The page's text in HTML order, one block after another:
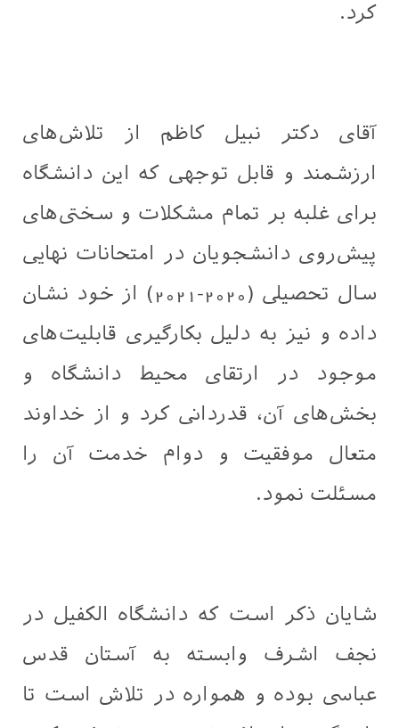
کرد.
آقای دکتر نبیل کاظم از تلاش‌های
ارزشمند و قابل توجهی که این دانشگاه
برای غلبه بر تمام مشکلات و سختی‌های
پیش‌روی دانشجویان در امتحانات نهایی
سال تحصیلی (2020-2021) از خود نشان
داده و نیز به دلیل بکارگیری قابلیت‌های
موجود در ارتقای محیط دانشگاه و
بخش‌های آن، قدردانی کرد و از خداوند
متعال موفقیت و دوام خدمت آن را
مسئلت نمود.
شایان ذکر است که دانشگاه الکفیل در
نجف اشرف وابسته به آستان قدس
عباسی بوده و همواره در تلاش است تا